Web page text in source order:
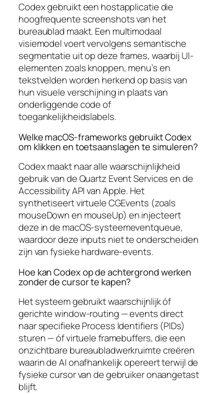
Codex gebruikt een hostapplicatie die
hoogfrequente screenshots van het
bureaublad maakt. Een multimodaal
visiemodel voert vervolgens semantische
segmentatie uit op deze frames, waarbij UI-
elementen zoals knoppen, menu’s en
tekstvelden worden herkend op basis van
hun visuele verschijning in plaats van
onderliggende code of
toegankelijkheidslabels.
Welke macOS-frameworks gebruikt Codex
om klikken en toetsaanslagen te simuleren?
Codex maakt naar alle waarschijnlijkheid
gebruik van de Quartz Event Services en de
Accessibility API van Apple. Het
synthetiseert virtuele CGEvents (zoals
mouseDown en mouseUp) en injecteert
deze in de macOS-systeemeventqueue,
waardoor deze inputs niet te onderscheiden
zijn van fysieke hardware-events.
Hoe kan Codex op de achtergrond werken
zonder de cursor te kapen?
Het systeem gebruikt waarschijnlijk óf
gerichte window-routing — events direct
naar specifieke Process Identifiers (PIDs)
sturen — óf virtuele framebuffers, die een
onzichtbare bureaubladwerkruimte creëren
waarin de AI onafhankelijk opereert terwijl de
fysieke cursor van de gebruiker onaangetast
blijft.